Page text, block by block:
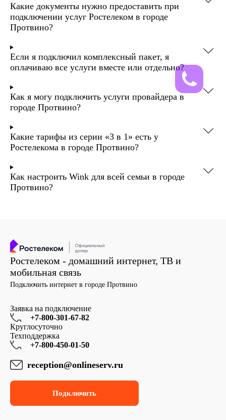
Тарифные планы подходят для подключения
ноутбуков, ПК, телефонов и планшетов к
высокоскоростному интернету. Есть проводное
использует современную технологию GPON,
позволяющую мгновенно передавать
Какие документы нужно предоставить при
подключении услуг Ростелеком в городе
Протвино?
Если я подключил комплексный пакет, я
оплачиваю все услуги вместе или отдельно?
Как я могу подключить услуги провайдера в
городе Протвино?
Какие тарифы из серии «3 в 1» есть у
Ростелекома в городе Протвино?
Как настроить Wink для всей семьи в городе
Протвино?
Ростелеком - домашний интернет, ТВ и
мобильная связь
Подключить интернет в городе Протвино
Заявка на подключение
+7-800-301-67-82
Круглосуточно
Техподдержка
+7-800-450-01-50
reception@onlineserv.ru
Подключить